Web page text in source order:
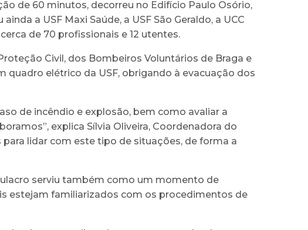
de 60 minutos, decorreu no Edifício Paulo Osório,
a USF Maxi Saúde, a USF São Geraldo, a UCC
de 70 profissionais e 12 utentes.
Civil, dos Bombeiros Voluntários de Braga e
quadro elétrico da USF, obrigando à evacuação dos
de incêndio e explosão, bem como avaliar a
explica Sílvia Oliveira, Coordenadora do
lidar com este tipo de situações, de forma a
serviu também como um momento de
estejam familiarizados com os procedimentos de